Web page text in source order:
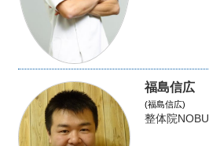
福島信広
(福島信広)
整体院NOBU